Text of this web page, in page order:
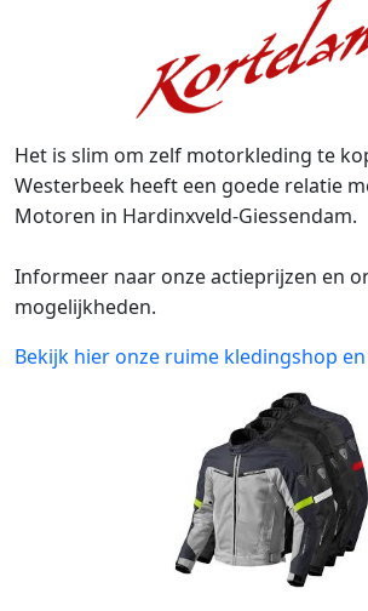
Het is slim om zelf motorkleding te
Westerbeek heeft een goede relatie
Motoren in Hardinxveld-Giessendam.
Informeer naar onze actieprijzen en
mogelijkheden.
Bekijk hier onze ruime kledingshop